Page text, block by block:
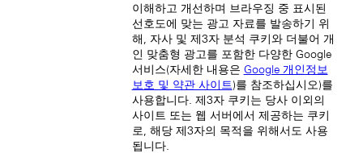
Japan (EN)
이해하고 개선하며 브라우징 중 표시된
선호도에 맞는 광고 자료를 발송하기 위
해, 자사 및 제3자 분석 쿠키와 더불어 개
인 맞춤형 광고를 포함한 다양한 Google
서비스(자세한 내용은 Google 개인정보
보호 및 약관 사이트)를 참조하십시오)를
사용합니다. 제3자 쿠키는 당사 이외의
사이트 또는 웹 서버에서 제공하는 쿠키
로, 해당 제3자의 목적을 위해서도 사용
됩니다.